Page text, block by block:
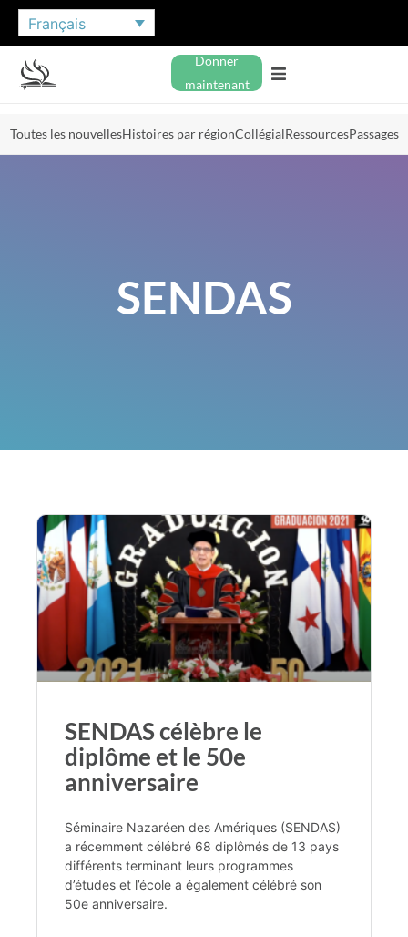
Français
Donner
maintenant
Toutes les nouvellesHistoires par régionCollégialRessourcesPassages
SENDAS
SENDAS célèbre le
diplôme et le 50e
anniversaire
Séminaire Nazaréen des Amériques (SENDAS)
a récemment célébré 68 diplômés de 13 pays
différents terminant leurs programmes
d’études et l’école a également célébré son
50e anniversaire.